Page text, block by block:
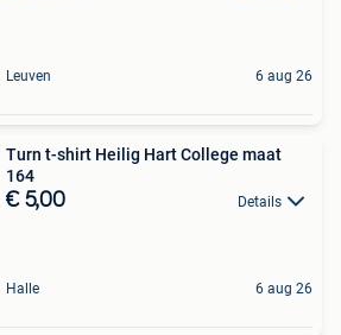
Leuven 6 aug 26
Turn t-shirt Heilig Hart College maat
164
€ 5,00 Details
Halle 6 aug 26